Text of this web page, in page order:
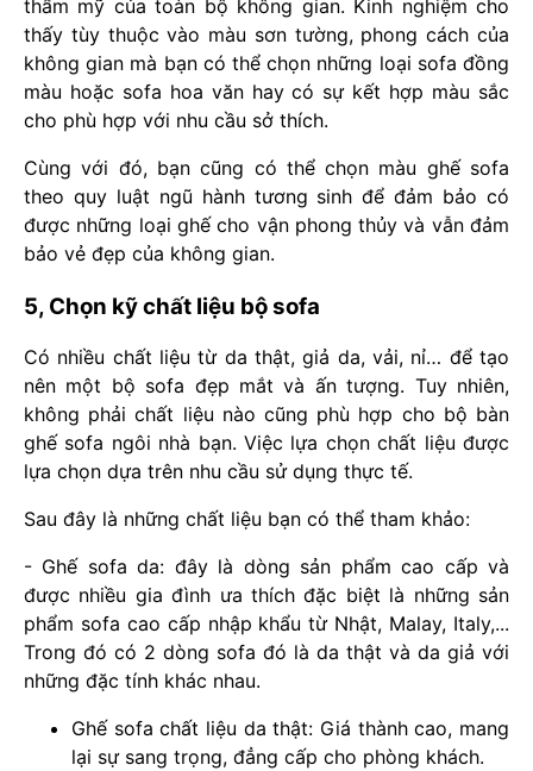
thẩm mỹ của toàn bộ không gian. Kinh nghiệm cho
thấy tùy thuộc vào màu sơn tường, phong cách của
không gian mà bạn có thể chọn những loại sofa đồng
màu hoặc sofa hoa văn hay có sự kết hợp màu sắc
cho phù hợp với nhu cầu sở thích.
Cùng với đó, bạn cũng có thể chọn màu ghế sofa
theo quy luật ngũ hành tương sinh để đảm bảo có
được những loại ghế cho vận phong thủy và vẫn đảm
bảo vẻ đẹp của không gian.
5, Chọn kỹ chất liệu bộ sofa
Có nhiều chất liệu từ da thật, giả da, vải, nỉ… để tạo
nên một bộ sofa đẹp mắt và ấn tượng. Tuy nhiên,
không phải chất liệu nào cũng phù hợp cho bộ bàn
ghế sofa ngôi nhà bạn. Việc lựa chọn chất liệu được
lựa chọn dựa trên nhu cầu sử dụng thực tế.
Sau đây là những chất liệu bạn có thể tham khảo:
- Ghế sofa da: đây là dòng sản phẩm cao cấp và
được nhiều gia đình ưa thích đặc biệt là những sản
phẩm sofa cao cấp nhập khẩu từ Nhật, Malay, Italy,...
Trong đó có 2 dòng sofa đó là da thật và da giả với
những đặc tính khác nhau.
Ghế sofa chất liệu da thật: Giá thành cao, mang
lại sự sang trọng, đẳng cấp cho phòng khách.